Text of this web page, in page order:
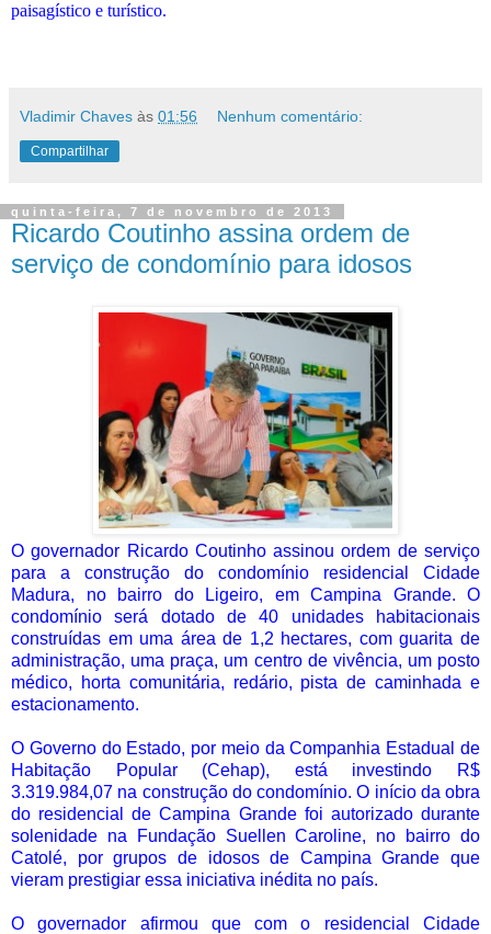
paisagístico e turístico.
Vladimir Chaves às 01:56 Nenhum comentário:
Compartilhar
quinta-feira, 7 de novembro de 2013
Ricardo Coutinho assina ordem de
serviço de condomínio para idosos
O governador Ricardo Coutinho assinou ordem de serviço
para a construção do condomínio residencial Cidade
Madura, no bairro do Ligeiro, em Campina Grande. O
condomínio será dotado de 40 unidades habitacionais
construídas em uma área de 1,2 hectares, com guarita de
administração, uma praça, um centro de vivência, um posto
médico, horta comunitária, redário, pista de caminhada e
estacionamento.
O Governo do Estado, por meio da Companhia Estadual de
Habitação Popular (Cehap), está investindo R$
3.319.984,07 na construção do condomínio. O início da obra
do residencial de Campina Grande foi autorizado durante
solenidade na Fundação Suellen Caroline, no bairro do
Catolé, por grupos de idosos de Campina Grande que
vieram prestigiar essa iniciativa inédita no país.
O governador afirmou que com o residencial Cidade